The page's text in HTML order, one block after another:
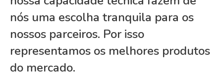
nós uma escolha tranquila para os
nossos parceiros. Por isso
representamos os melhores produtos
do mercado.